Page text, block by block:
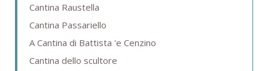
Cantina Raustella
Cantina Passariello
A Cantina di Battista 'e Cenzino
Cantina dello scultore